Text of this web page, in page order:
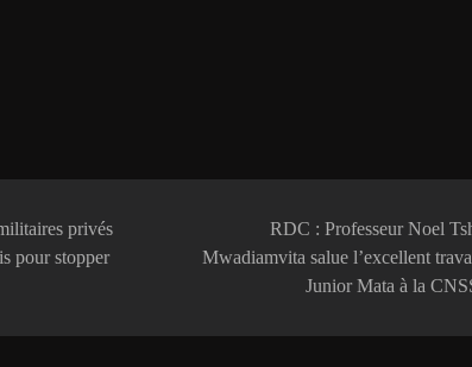
privés
pour stopper
RDC : Professeur Noel
Mwadiamvita salue l’excellent
Junior Mata à la